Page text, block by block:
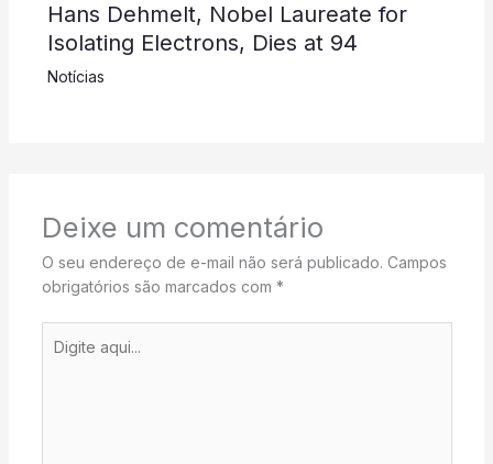
Hans Dehmelt, Nobel Laureate for
Isolating Electrons, Dies at 94
Notícias
Deixe um comentário
O seu endereço de e-mail não será publicado. Campos
obrigatórios são marcados com *
aqui...